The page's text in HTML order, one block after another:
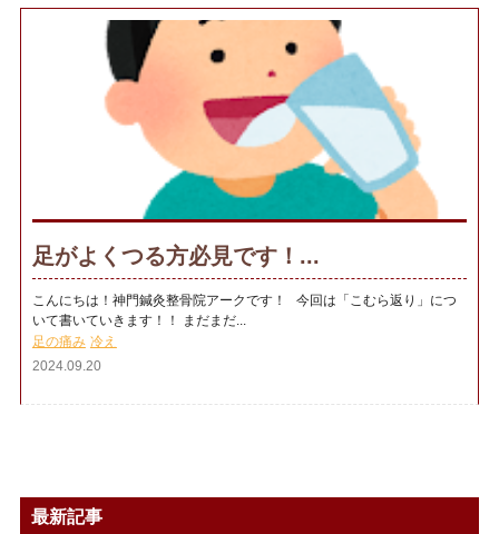
足がよくつる方必見です！...
こんにちは！神門鍼灸整骨院アークです！ 今回は「こむら返り」につ
いて書いていきます！！ まだまだ...
足の痛み 冷え
2024.09.20
最新記事